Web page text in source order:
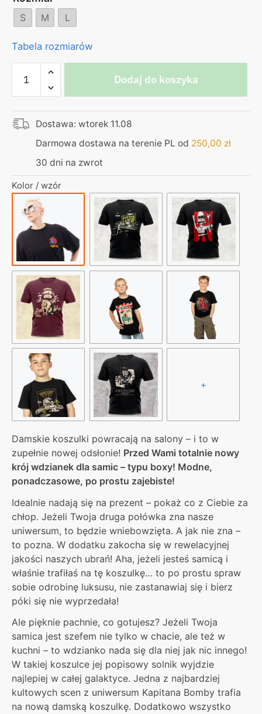
S M L
Tabela rozmiarów
Koszulka
damska
boxy
–
czarna
Solnik
Dodaj do koszyka
Dostawa: wtorek 11.08
Darmowa dostawa na terenie PL od 250,00 zł
30 dni na zwrot
Kolor / wzór
+
Damskie koszulki powracają na salony – i to w
zupełnie nowej odsłonie! Przed Wami totalnie nowy
krój wdzianek dla samic – typu boxy! Modne,
ponadczasowe, po prostu zajebiste!
Idealnie nadają się na prezent – pokaż co z Ciebie za
chłop. Jeżeli Twoja druga połówka zna nasze
uniwersum, to będzie wniebowzięta. A jak nie zna –
to pozna. W dodatku zakocha się w rewelacyjnej
jakości naszych ubrań! Aha, jeżeli jesteś samicą i
właśnie trafiłaś na tę koszulkę… to po prostu spraw
sobie odrobinę luksusu, nie zastanawiaj się i bierz
póki się nie wyprzedała!
Ale pięknie pachnie, co gotujesz? Jeżeli Twoja
samica jest szefem nie tylko w chacie, ale też w
kuchni – to wdzianko nada się dla niej jak nic innego!
W takiej koszulce jej popisowy solnik wyjdzie
najlepiej w całej galaktyce. Jedna z najbardziej
kultowych scen z uniwersum Kapitana Bomby trafia
na nową damską koszulkę. Dodatkowo wszystko